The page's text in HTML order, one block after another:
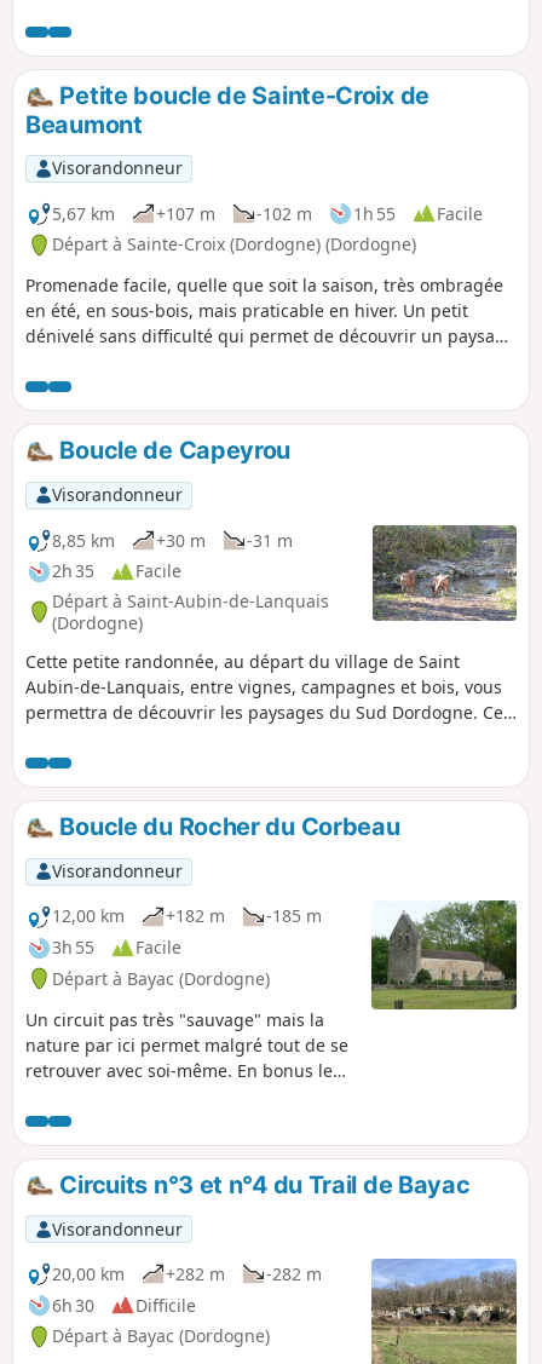
Petite boucle de Sainte-Croix de
Beaumont
Visorandonneur
5,67 km
+107 m -102 m 1h 55
Facile
Départ à Sainte-Croix (Dordogne) (Dordogne)
Promenade facile, quelle que soit la saison, très ombragée
en été, en sous-bois, mais praticable en hiver. Un petit
dénivelé sans difficulté qui permet de découvrir un paysage
et châtaigniers, maison de pierre avec toits périgourdins,
parc avec un château (ne se visite pas) et petite église du
XIIe siècle.
Boucle de Capeyrou
Visorandonneur
8,85 km
+30 m
-31 m
2h 35
Facile
Départ à Saint-Aubin-de-Lanquais
(Dordogne)
Cette petite randonnée, au départ du village de Saint
Aubin-de-Lanquais, entre vignes, campagnes et bois, vous
permettra de découvrir les paysages du Sud Dordogne. Ce
compagnons à quatre pattes. Prévoir des bottes pour le
passage d'un gué en hiver.
Boucle du Rocher du Corbeau
Visorandonneur
12,00 km
+182 m
-185 m
3h 55
Facile
Départ à Bayac (Dordogne)
Un circuit pas très "sauvage" mais la
nature par ici permet malgré tout de se
retrouver avec soi-même. En bonus le
émerveillera.
Circuits n°3 et n°4 du Trail de Bayac
Visorandonneur
20,00 km
+282 m
-282 m
6h 30
Difficile
Départ à Bayac (Dordogne)